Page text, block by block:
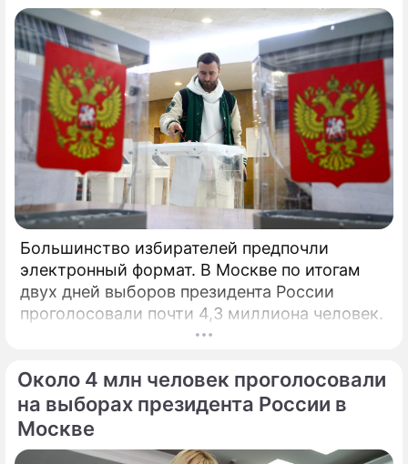
Большинство избирателей предпочли
электронный формат. В Москве по итогам
двух дней выборов президента России
проголосовали почти 4,3 миллиона человек.
Около 4 млн человек проголосовали
на выборах президента России в
Москве